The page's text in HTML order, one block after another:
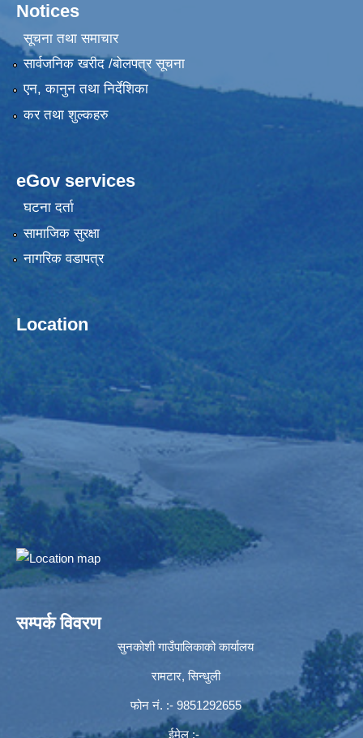
Notices
सूचना तथा समाचार
सार्वजनिक खरीद /बोलपत्र सूचना
एन, कानुन तथा निर्देशिका
कर तथा शुल्कहरु
eGov services
घटना दर्ता
सामाजिक सुरक्षा
नागरिक वडापत्र
Location
सम्पर्क विवरण
सुनकोशी गाउँपालिकाको कार्यालय
रामटार, सिन्धुली
फोन नं‍. :- 9851292655
ईमेल :-